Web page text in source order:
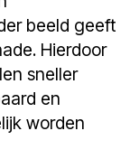
beeld geeft
Hierdoor
sneller
en
worden